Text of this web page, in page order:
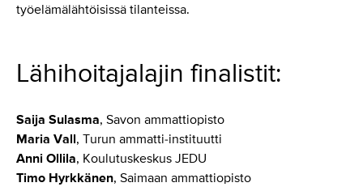
työelämälähtöisissä tilanteissa.
Lähihoitajalajin finalistit:
Saija Sulasma, Savon ammattiopisto
Maria Vall, Turun ammatti-instituutti
Anni Ollila, Koulutuskeskus JEDU
Timo Hyrkkänen, Saimaan ammattiopisto